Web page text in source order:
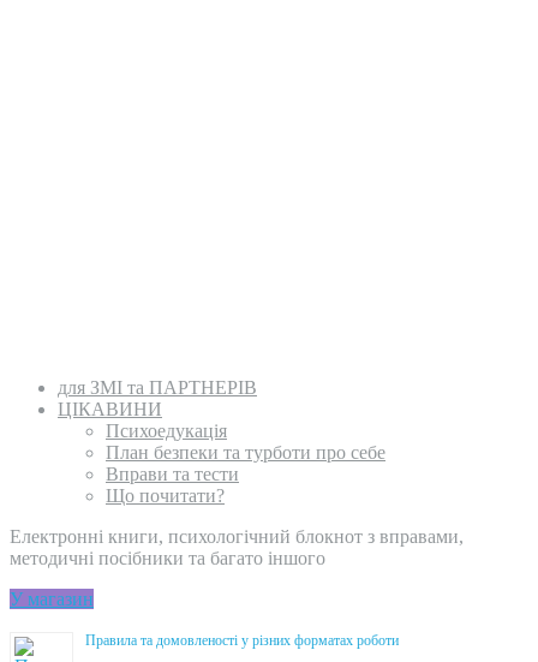
для ЗМІ та ПАРТНЕРІВ
ЦІКАВИНИ
Психоедукація
План безпеки та турботи про себе
Вправи та тести
Що почитати?
Електронні книги, психологічний блокнот з вправами,
методичні посібники та багато іншого
У магазин
Правила та домовленості у різних форматах роботи